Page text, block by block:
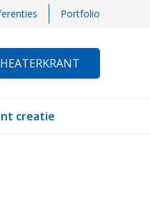
Portfolio
creatie